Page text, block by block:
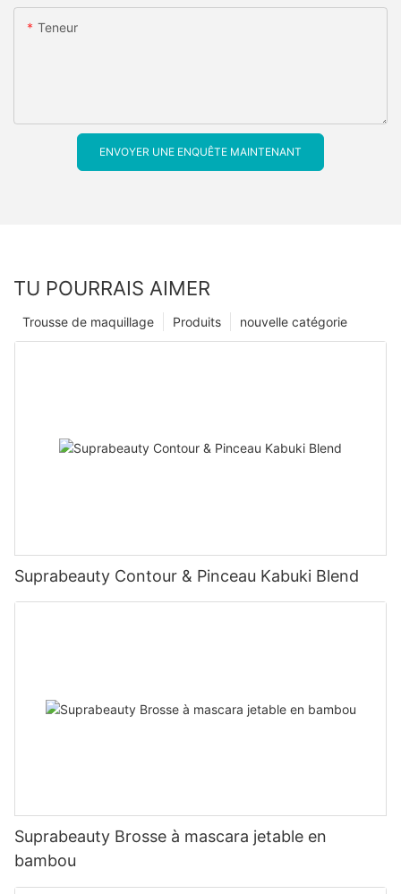
Teneur
ENVOYER UNE ENQUÊTE MAINTENANT
TU POURRAIS AIMER
nouvelle catégorie
Produits
Trousse de maquillage
Suprabeauty Contour & Pinceau Kabuki Blend
Suprabeauty Brosse à mascara jetable en
bambou